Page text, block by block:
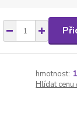
hmotnost:
Hlídat